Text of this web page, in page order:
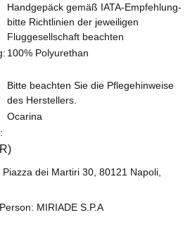
Handgepäck gemäß IATA-Empfehlung-
bitte Richtlinien der jeweiligen
Fluggesellschaft beachten
100% Polyurethan
Bitte beachten Sie die Pflegehinweise
des Herstellers.
Ocarina
dei Martiri 30, 80121 Napoli,
MIRIADE S.P.A